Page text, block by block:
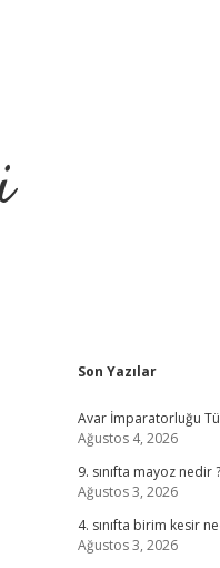
Sidebar
Son Yazılar
Avar İmparatorluğu
Ağustos 4, 2026
9. sınıfta mayoz nedir ?
Ağustos 3, 2026
4. sınıfta birim kesir
Ağustos 3, 2026